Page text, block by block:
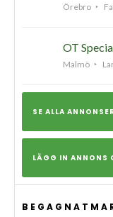
Örebro
OT
Malmö
SE ALLA
LÄGG IN ANNONS